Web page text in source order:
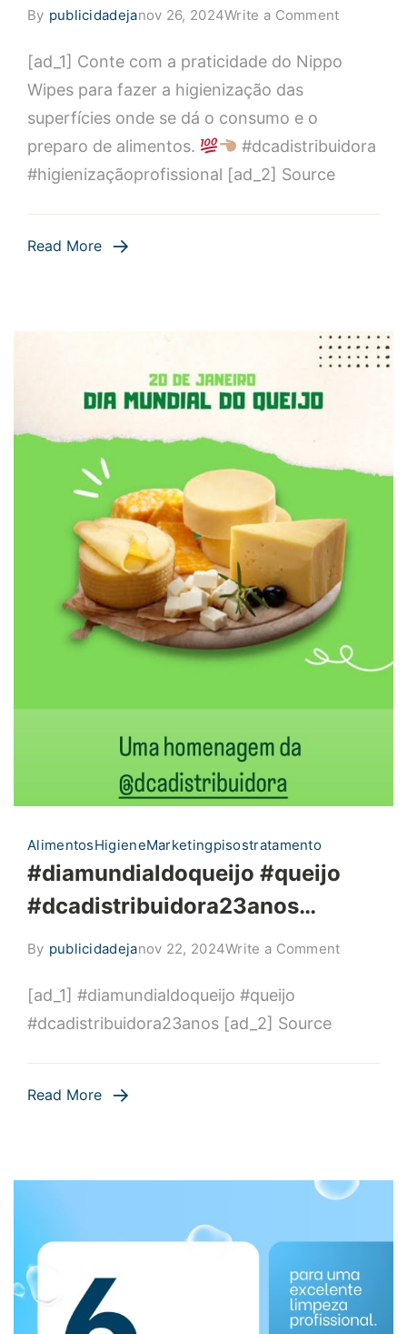
By publicidadejanov 26, 2024Write a Commenton
com
Nippo
[ad_1] Conte com a praticidade do Nippo
Wipes para fazer a higienização das
superfícies onde se dá o consumo e o
preparo de alimentos.
#dcadistribuidora
#higienizaçãoprofissional [ad_2] Source
Read More
AlimentosHigieneMarketingpisostratamento
#diamundialdoqueijo #queijo
#dcadistribuidora23anos…
By publicidadejanov 22, 2024Write a Commenton
[ad_1] #diamundialdoqueijo #queijo
#dcadistribuidora23anos [ad_2] Source
Read More